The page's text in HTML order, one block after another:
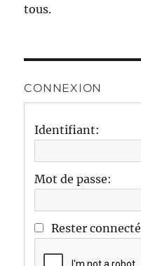
tous.
CONNEXION
Identifiant:
Mot de passe:
Rester connecté